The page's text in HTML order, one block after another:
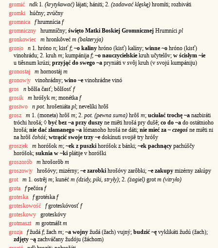
gromić
ndk1. (krytykować) łájati; hániti; 2. (zadawać klęskę) hromíti; rozbiváti
gromki húčny; zvúčny
gromnica
fhrumnícia f
gromniczny hrumníčny; święto Matki Boskiej Gromnicznej Hrumníci pl
gronkowiec
m hronkôveć m (bakteryja)
gron|o
n 1. hróno n; kisť f; ~o kaliny hróno (kisť) kalíny; winne ~o hróno (kisť)
vinohrádu; 2. kruh m; kumpánija f; ~o nauczycielskie kruh učytelôv; w ścisłym ~ie
u tiêsnum krúzi; przyjąć do swego ~a pryniáti v svôj kruh (v svojú kumpániju)
gronostaj
m hornostáj m
gronow|y vinohrádny; wino ~e vinohrádne vinó
gros
n bôlša časť; bôlšosť f
grosik
m hróšyk m; monétka f
grosiwo
n pot. hrošeniáta pl; nevelíki hrôš
grosz
m 1. (moneta) hrôš m; 2. pot. (pewna suma) hrôš m; uciułać trochę ~a nazbiráti
tróchi hrošá; ◊ być bez ~a przy duszy ne miêti hrošá pry dušê; co do ~a do ostátnioho
hrošá; nie dać złamanego ~a łómanoho hrošá ne dáti; nie mieć za ~ czegoś ne miêti ni
na hrôš čohóś; wtrącić swoje trzy ~e dokínuti svojiê try hróšy
grosz|ek
m horóšok m; ~ek z puszki horóšok z bánki; ~ek pachnący pachúščy
horóšok; suknia w ~ki płátije v horóški
groszorób
m hrošorôb m
groszow|y hrošóvy; mizérny; ~e zarobki hrošóvy zarôbki; ~e zakupy mizérny zakúpy
grot
m 1. ostrêj m; kunéć m (dzidy, piki, stryły); 2. (żagiel) grot m (vitryło)
grota
fpečóra f
groteska
fgrotéska f
groteskowość
fgroteskóvosť f
groteskowy groteskóvy
grotmaszt
m grotmášt m
groz|a
fžudá f; žach m; ~a wojny žudá (žach) vujný; budzić ~ę vyklikáti žudú (žach);
zdjęty ~ą zachváčany žudóju (žáchom)